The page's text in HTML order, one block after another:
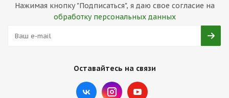
Нажимая кнопку "Подписаться", я даю свое согласие на
обработку персональных данных
Оставайтесь на связи